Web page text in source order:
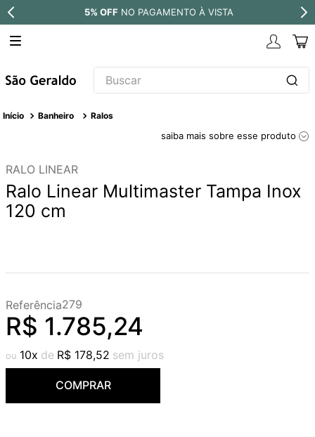
PARCELE EM ATÉ 10X SEM JUROS
Buscar
Banheiro Ralos
saiba mais sobre esse produto
RALO LINEAR
Ralo Linear Multimaster Tampa Inox
120 cm
Referência279
R$ 1.785,24
10 R$ 178,52
COMPRAR
TERMOS MAIS BUSCADOS
4º
deca acabamento registro
7º
red gold
8º
black matte
9º
cobre escovado
10º grafite escovado